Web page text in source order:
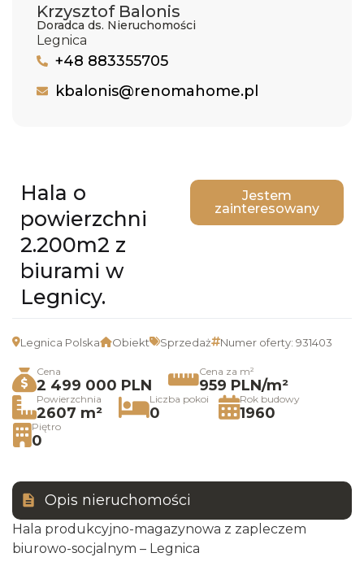
Krzysztof Balonis
Doradca ds. Nieruchomości
Legnica
+48 883355705
kbalonis@renomahome.pl
Hala o
powierzchni
2.200m2 z
biurami w
Legnicy.
Jestem
zainteresowany
Legnica Polska Obiekt Sprzedaż Numer oferty: 931403
Cena
2 499 000 PLN
Cena za m²
959 PLN/m²
Powierzchnia
2607 m²
Liczba pokoi
0
Rok budowy
1960
Piętro
0
Opis nieruchomości
Hala produkcyjno-magazynowa z zapleczem
biurowo-socjalnym – Legnica